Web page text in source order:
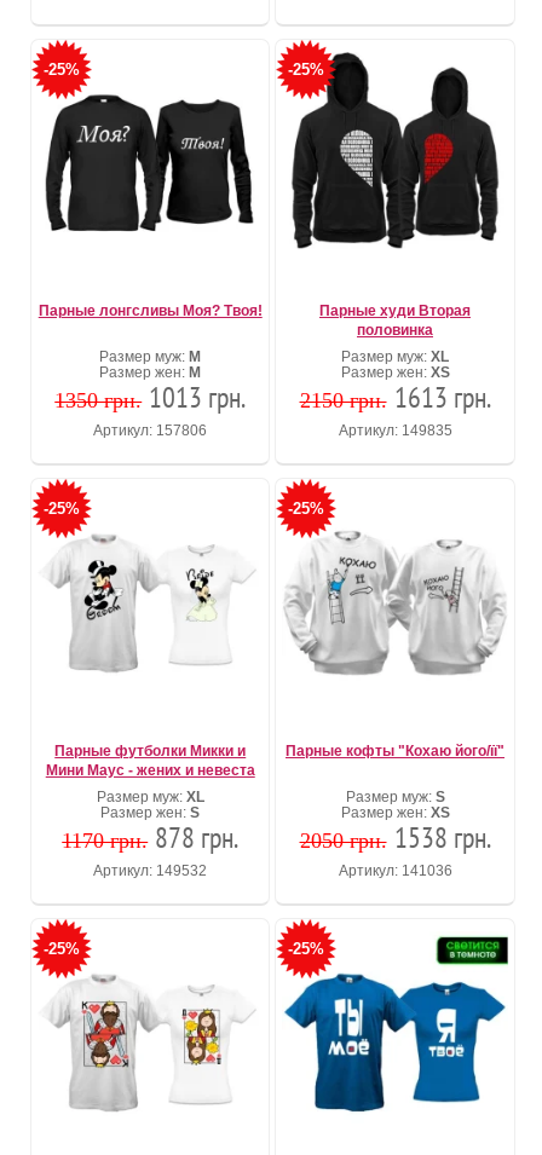
-25%
Парные лонгсливы Моя? Твоя!
Размер муж: М
Размер жен: М
1350 грн. 1013 грн.
Артикул: 157806
-25%
Парные худи Вторая
половинка
Размер муж: XL
Размер жен: XS
2150 грн. 1613 грн.
Артикул: 149835
-25%
Парные футболки Микки и
Мини Маус - жених и невеста
Размер муж: XL
Размер жен:S
1170 грн. 878 грн.
Артикул: 149532
-25%
Парные кофты "Кохаю його/її"
Размер муж: S
Размер жен: XS
2050 грн. 1538 грн.
Артикул: 141036
-25% -25%